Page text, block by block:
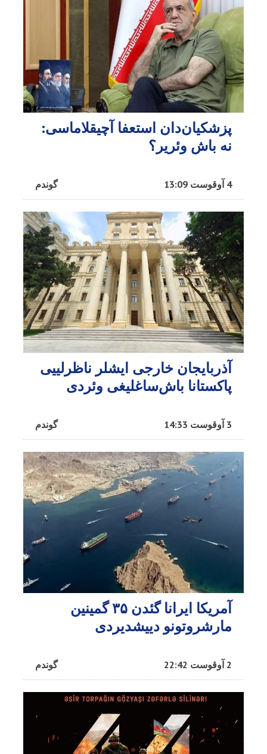
پزشکیان‌دان استعفا آچیقلاماسی:
نه باش وئریر؟
گوندم 4 آوقوست 13:09
آذربایجان خارجی ایشلر ناظرلییی
پاکستانا باش‌ساغلیغی وئردی
گوندم 3 آوقوست 14:33
آمریکا ایرانا گئدن ۳۵ گمینین
مارشروتونو دییشدیردی
گوندم 2 آوقوست 22:42